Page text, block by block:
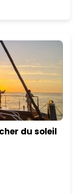
du soleil